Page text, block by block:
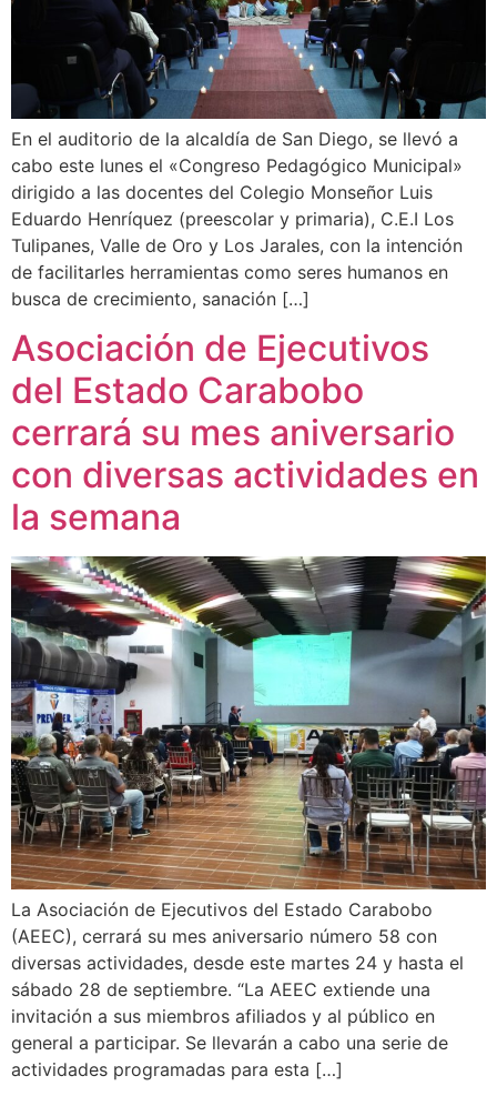
En el auditorio de la alcaldía de San Diego, se llevó a
cabo este lunes el «Congreso Pedagógico Municipal»
dirigido a las docentes del Colegio Monseñor Luis
Eduardo Henríquez (preescolar y primaria), C.E.I Los
Tulipanes, Valle de Oro y Los Jarales, con la intención
de facilitarles herramientas como seres humanos en
busca de crecimiento, sanación […]
Asociación de Ejecutivos
del Estado Carabobo
cerrará su mes aniversario
con diversas actividades en
la semana
La Asociación de Ejecutivos del Estado Carabobo
(AEEC), cerrará su mes aniversario número 58 con
diversas actividades, desde este martes 24 y hasta el
sábado 28 de septiembre. “La AEEC extiende una
invitación a sus miembros afiliados y al público en
general a participar. Se llevarán a cabo una serie de
actividades programadas para esta […]